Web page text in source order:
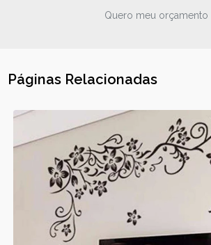
Quero meu orçamento
Páginas Relacionadas